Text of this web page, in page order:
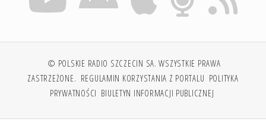
© POLSKIE RADIO SZCZECIN SA. WSZYSTKIE PRAWA
ZASTRZEŻONE. REGULAMIN KORZYSTANIA Z PORTALU POLITYKA
PRYWATNOŚCI BIULETYN INFORMACJI PUBLICZNEJ